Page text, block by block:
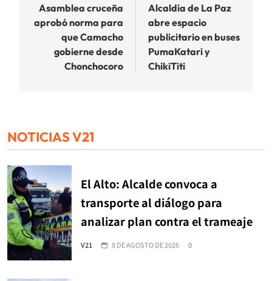
de
entradas
Asamblea cruceña
aprobó norma para
que Camacho
gobierne desde
Chonchocoro
Alcaldía de La Paz
abre espacio
publicitario en buses
PumaKatari y
ChikiTiti
NOTICIAS V21
El Alto: Alcalde convoca a
transporte al diálogo para
analizar plan contra el trameaje
V21 8 DE AGOSTO DE 2026 0